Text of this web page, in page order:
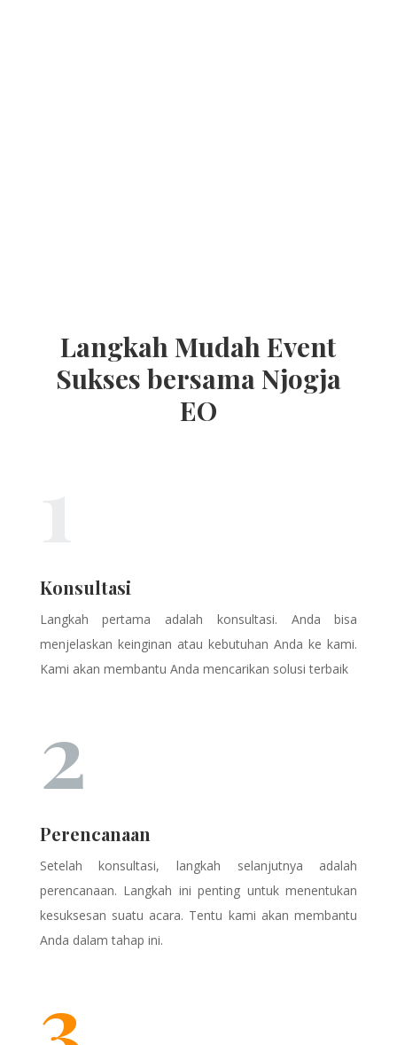
Langkah Mudah Event
Sukses bersama Njogja
EO
Konsultasi
Langkah pertama adalah konsultasi. Anda bisa
menjelaskan keinginan atau kebutuhan Anda ke kami.
Kami akan membantu Anda mencarikan solusi terbaik
2
Perencanaan
Setelah konsultasi, langkah selanjutnya adalah
perencanaan. Langkah ini penting untuk menentukan
kesuksesan suatu acara. Tentu kami akan membantu
Anda dalam tahap ini.